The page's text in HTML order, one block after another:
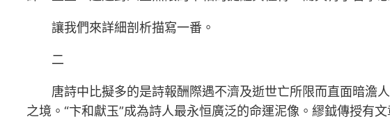
讓我們來詳細剖析描寫一番。
二
唐詩中比擬多的是詩報酬際遇不濟及逝世亡所限而直面暗澹
之境。“卞和獻玉”成為詩人最永恒廣泛的命運泥像。繆鉞傳授有